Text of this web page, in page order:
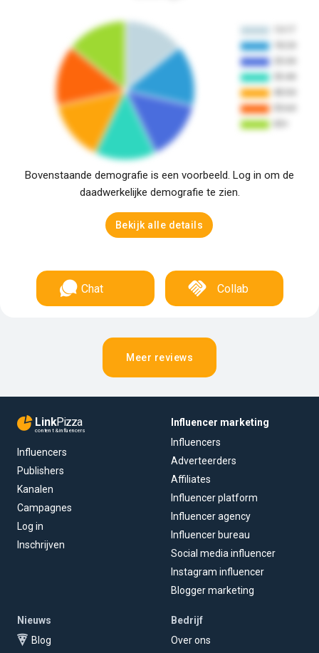
Bovenstaande demografie is een voorbeeld. Log in om de
daadwerkelijke demografie te zien.
Bekijk alle details
Chat Collab
Meer reviews
LinkPizza
content & influencers
Influencers
Publishers
Kanalen
Campagnes
Log in
Inschrijven
Influencer marketing
Influencers
Adverteerders
Affiliates
Influencer platform
Influencer agency
Influencer bureau
Social media influencer
Instagram influencer
Blogger marketing
Nieuws
Blog
Bedrijf
Over ons